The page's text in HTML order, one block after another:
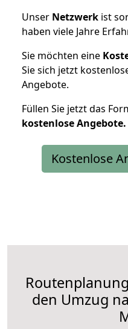
Unser Netzwerk ist
haben viele Jahre
Sie möchten eine
Sie sich jetzt
Angebote.
Füllen Sie jetzt das
kostenloseAngebote.
Kostenlose
den Umzug